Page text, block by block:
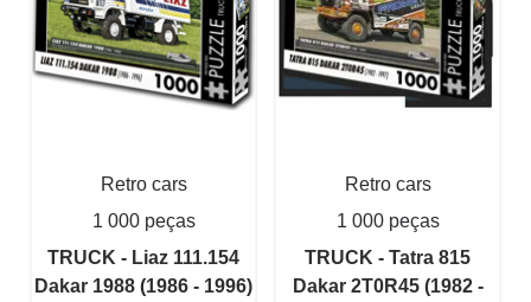
Retro cars
1 000 peças
TRUCK - Liaz 111.154
Dakar 1988 (1986 - 1996)
Retro cars
1 000 peças
TRUCK - Tatra 815
Dakar 2T0R45 (1982 -